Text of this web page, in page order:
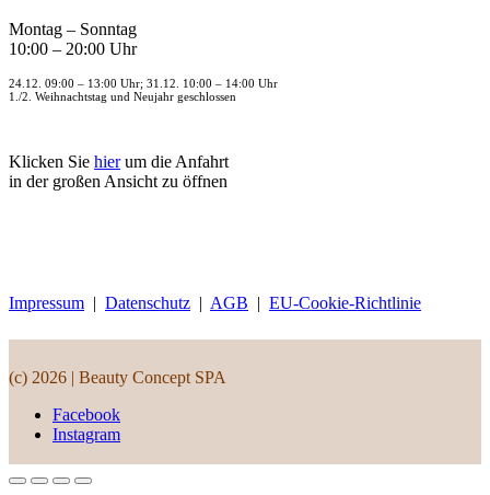
Montag – Sonntag
10:00 – 20:00 Uhr
24.12. 09:00 – 13:00 Uhr; 31.12. 10:00 – 14:00 Uhr
1./2. Weihnachtstag und Neujahr geschlossen
Klicken Sie hierum die Anfahrt
in der großen Ansicht zu öffnen
Impressum | Datenschutz | AGB | EU-Cookie-Richtlinie
(c) 2026 | Beauty Concept SPA
Facebook
Instagram